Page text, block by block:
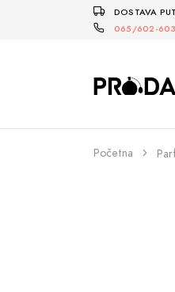
DOSTAVA
065/602-603
Početna